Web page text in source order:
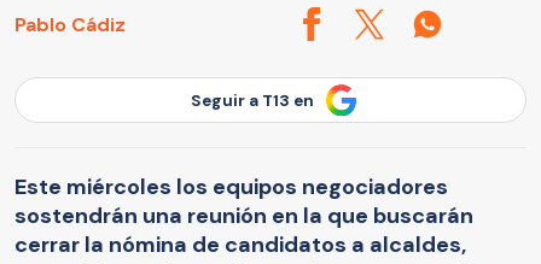
Pablo Cádiz
Seguir a T13 en
Este miércoles los equipos negociadores
sostendrán una reunión en la que buscarán
cerrar la nómina de candidatos a alcaldes,